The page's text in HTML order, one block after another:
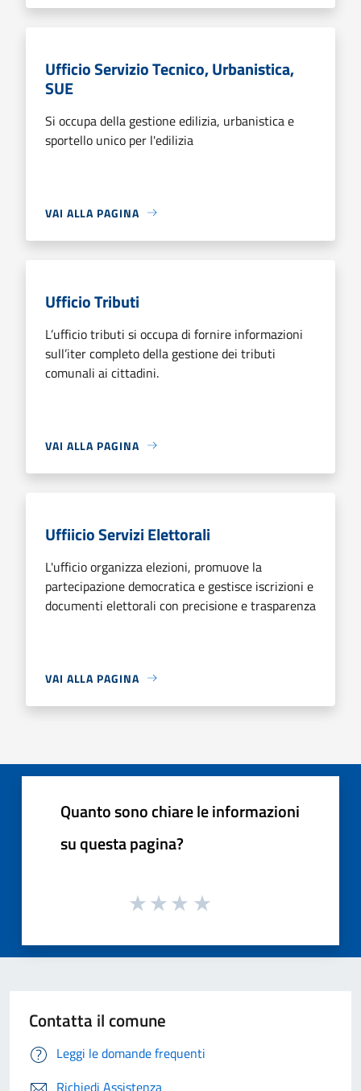
Ufficio Servizio Tecnico, Urbanistica,
SUE
Si occupa della gestione edilizia, urbanistica e
sportello unico per l'edilizia
VAI ALLA PAGINA
Ufficio Tributi
L’ufficio tributi si occupa di fornire informazioni
sull’iter completo della gestione dei tributi
comunali ai cittadini.
VAI ALLA PAGINA
Uffiicio Servizi Elettorali
L'ufficio organizza elezioni, promuove la
partecipazione democratica e gestisce iscrizioni e
documenti elettorali con precisione e trasparenza
VAI ALLA PAGINA
Quanto sono chiare le informazioni
su questa pagina?
Contatta il comune
Leggi le domande frequenti